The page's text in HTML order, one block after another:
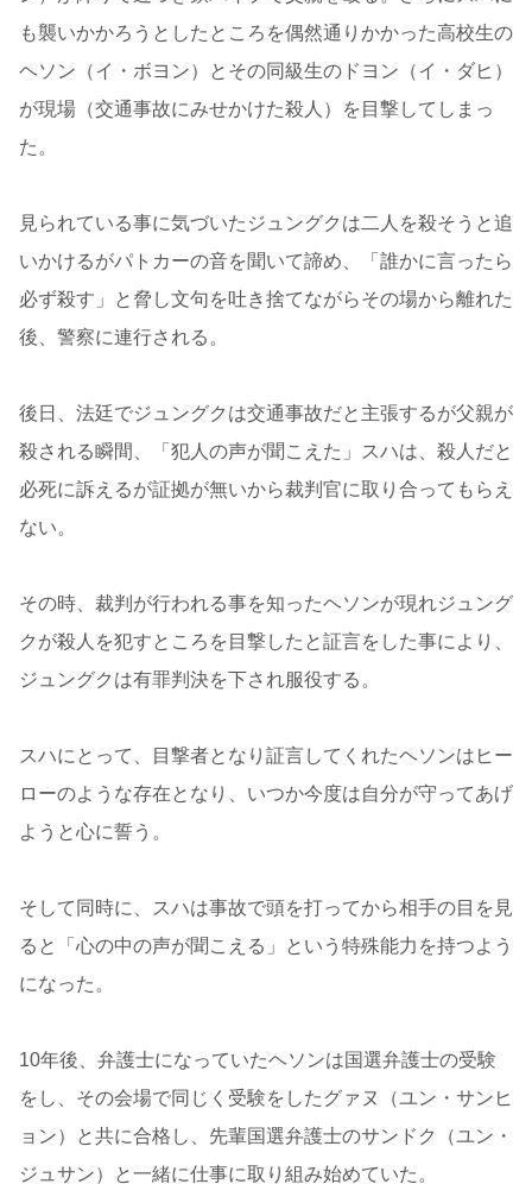
も襲いかかろうとしたところを偶然通りかかった高校生の
ヘソン（イ・ボヨン）とその同級生のドヨン（イ・ダヒ）
が現場（交通事故にみせかけた殺人）を目撃してしまっ
た。
見られている事に気づいたジュングクは二人を殺そうと追
いかけるがパトカーの音を聞いて諦め、「誰かに言ったら
必ず殺す」と脅し文句を吐き捨てながらその場から離れた
後、警察に連行される。
後日、法廷でジュングクは交通事故だと主張するが父親が
殺される瞬間、「犯人の声が聞こえた」スハは、殺人だと
必死に訴えるが証拠が無いから裁判官に取り合ってもらえ
ない。
その時、裁判が行われる事を知ったヘソンが現れジュング
クが殺人を犯すところを目撃したと証言をした事により、
ジュングクは有罪判決を下され服役する。
スハにとって、目撃者となり証言してくれたヘソンはヒー
ローのような存在となり、いつか今度は自分が守ってあげ
ようと心に誓う。
そして同時に、スハは事故で頭を打ってから相手の目を見
ると「心の中の声が聞こえる」という特殊能力を持つよう
になった。
10年後、弁護士になっていたヘソンは国選弁護士の受験
をし、その会場で同じく受験をしたグァヌ（ユン・サンヒ
ョン）と共に合格し、先輩国選弁護士のサンドク（ユン・
ジュサン）と一緒に仕事に取り組み始めていた。